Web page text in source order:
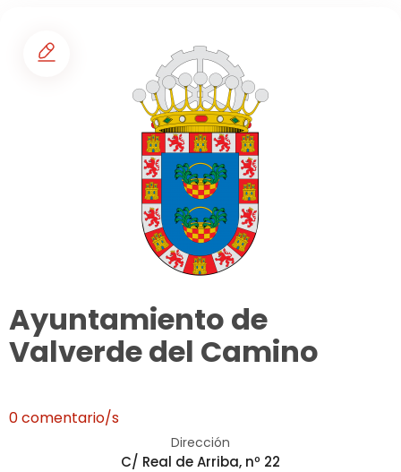
Ayuntamiento de
Valverde del Camino
0 comentario/s
Dirección
C/ Real de Arriba, nº 22